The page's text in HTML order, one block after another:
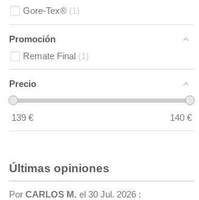
Gore-Tex®
1
Promoción
Remate Final
1
Precio
139 € 140 €
Últimas opiniones
Por CARLOS M. el 30 Jul. 2026 :